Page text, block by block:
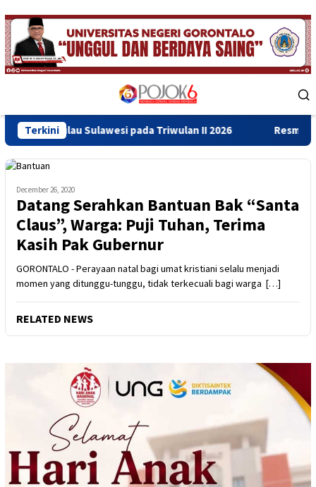
Skip
to
content
Menu
Terkini
Sulawesi pada Triwulan II 2026 Resmikan Gedung
December 26, 2020
Datang Serahkan Bantuan Bak “Santa
Claus”, Warga: Puji Tuhan, Terima
Kasih Pak Gubernur
GORONTALO - Perayaan natal bagi umat kristiani selalu menjadi
momen yang ditunggu-tunggu, tidak terkecuali bagi warga […]
RELATED NEWS